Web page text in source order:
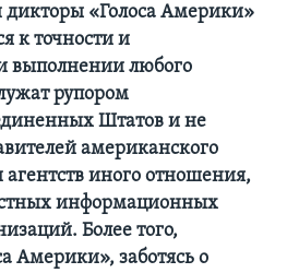
дикторы «Голоса Америки»
к точности и
выполнении любого
рупором
Штатов и не
американского
агентств иного отношения,
информационных
Более того,
Америки», заботясь о